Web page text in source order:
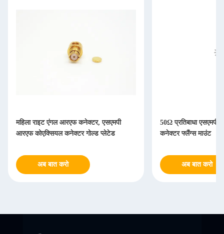
महिला राइट एंगल आरएफ कनेक्टर, एसएमपी
आरएफ कोएक्सियल कनेक्टर गोल्ड प्लेटेड
अब बात करो
50Ω प्रतिबाधा एसएमपी
कनेक्टर फ्लैंग्स माउंट
अब बात करो